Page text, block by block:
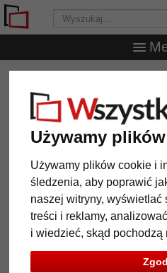
Używamy
Używamy plików cookie i
śledzenia, aby poprawić
naszej witryny, wyświetlać
treści i reklamy,
i wiedzieć, skąd pochodzą
"Artique" passe-partout na wymiar
1,4 mm
na wymiar